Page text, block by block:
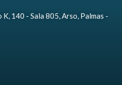
K, 140 - Sala 805, Arso, Palmas -